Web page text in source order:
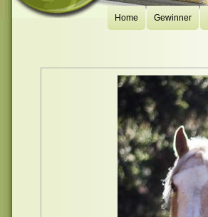
Home Gewinner